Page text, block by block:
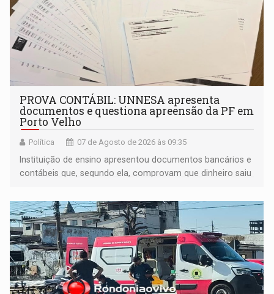
PROVA CONTÁBIL: UNNESA apresenta
documentos e questiona apreensão da PF em
Porto Velho
Política 07 de Agosto de 2026 às 09:35
Instituição de ensino apresentou documentos bancários e
contábeis que, segundo ela, comprovam que dinheiro saiu
apreendido quando já estava dentro da sede da entidade
— em pleno ano eleitoral em Rondônia